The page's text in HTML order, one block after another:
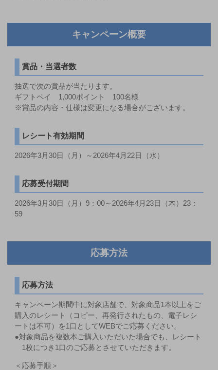
キャンペーン概要
賞品・当選者数
抽選で次の賞品が当たります。
ギフトペイ 1,000ポイント 100名様
※賞品の内容・仕様は変更になる場合がございます。
レシート有効期間
2026年3月30日（月）～2026年4月22日（水）
応募受付期間
2026年3月30日（月）9：00～2026年4月23日（木）23：
59
応募方法
応募方法
キャンペーン期間中に対象店舗で、対象商品1本以上をご
購入のレシート（コピー、再発行されたもの、電子レシ
ートは不可）を1口としてWEBでご応募ください。
●対象商品を複数本ご購入いただいた場合でも、レシート
1枚につき1口のご応募とさせていただきます。
＜応募手順＞